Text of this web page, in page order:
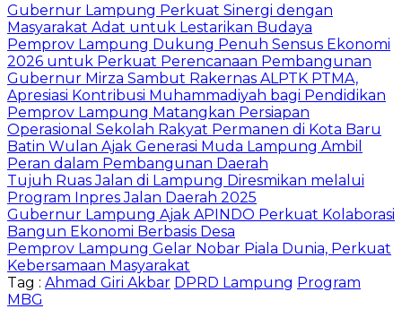
Gubernur Lampung Perkuat Sinergi dengan
Masyarakat Adat untuk Lestarikan Budaya
Pemprov Lampung Dukung Penuh Sensus Ekonomi
2026 untuk Perkuat Perencanaan Pembangunan
Gubernur Mirza Sambut Rakernas ALPTK PTMA,
Apresiasi Kontribusi Muhammadiyah bagi Pendidikan
Pemprov Lampung Matangkan Persiapan
Operasional Sekolah Rakyat Permanen di Kota Baru
Batin Wulan Ajak Generasi Muda Lampung Ambil
Peran dalam Pembangunan Daerah
Tujuh Ruas Jalan di Lampung Diresmikan melalui
Program Inpres Jalan Daerah 2025
Gubernur Lampung Ajak APINDO Perkuat Kolaborasi
Bangun Ekonomi Berbasis Desa
Pemprov Lampung Gelar Nobar Piala Dunia, Perkuat
Kebersamaan Masyarakat
Tag : Ahmad Giri Akbar DPRD Lampung Program
MBG